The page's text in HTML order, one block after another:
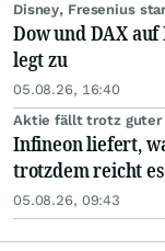
Disney, Fresenius
Dow und DAX
legt zu
05.08.26, 16:40
Aktie fällt trotz guter
Infineon liefert,
trotzdem reicht
05.08.26, 09:43